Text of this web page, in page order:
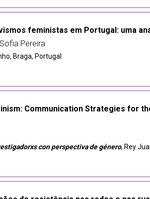
feministas em Portugal: uma
Pereira
Braga, Portugal
Communication Strategies for
con perspectiva de género, Rey